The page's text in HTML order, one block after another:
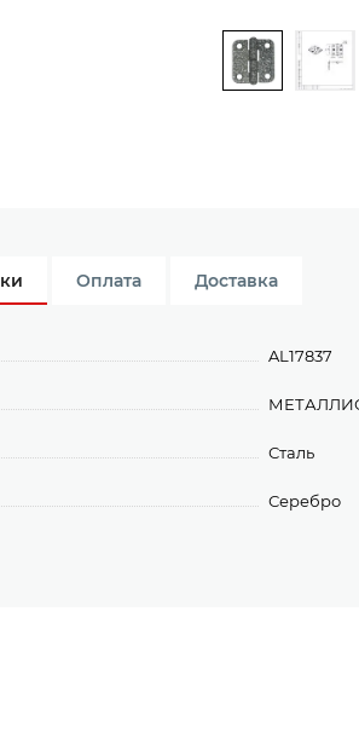
Оплата Доставка
AL17837
Сталь
Серебро